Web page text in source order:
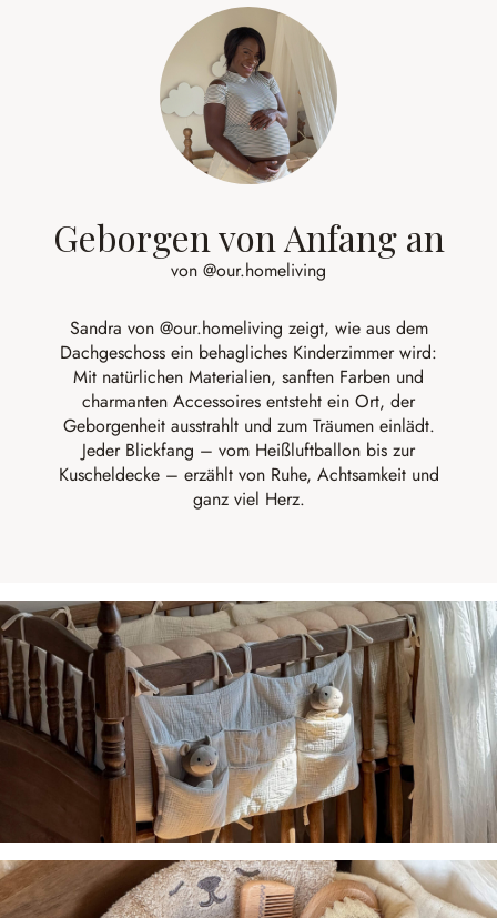
Geborgen von Anfang an
von @our.homeliving
Sandra von @our.homeliving zeigt, wie aus dem
Dachgeschoss ein behagliches Kinderzimmer wird:
Mit natürlichen Materialien, sanften Farben und
charmanten Accessoires entsteht ein Ort, der
Geborgenheit ausstrahlt und zum Träumen einlädt.
Jeder Blickfang – vom Heißluftballon bis zur
Kuscheldecke – erzählt von Ruhe, Achtsamkeit und
ganz viel Herz.